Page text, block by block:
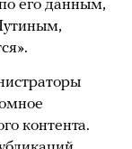
его данным,
контента.